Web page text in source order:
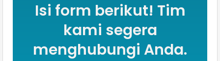
Isi form berikut! Tim
kami segera
menghubungi Anda.